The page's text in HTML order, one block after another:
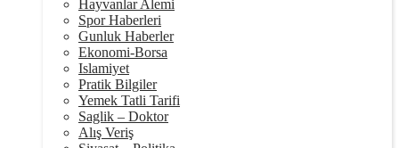
Hayvanlar Alemi
Spor Haberleri
Gunluk Haberler
Ekonomi-Borsa
Islamiyet
Pratik Bilgiler
Yemek Tatli Tarifi
Saglik – Doktor
Alış Veriş